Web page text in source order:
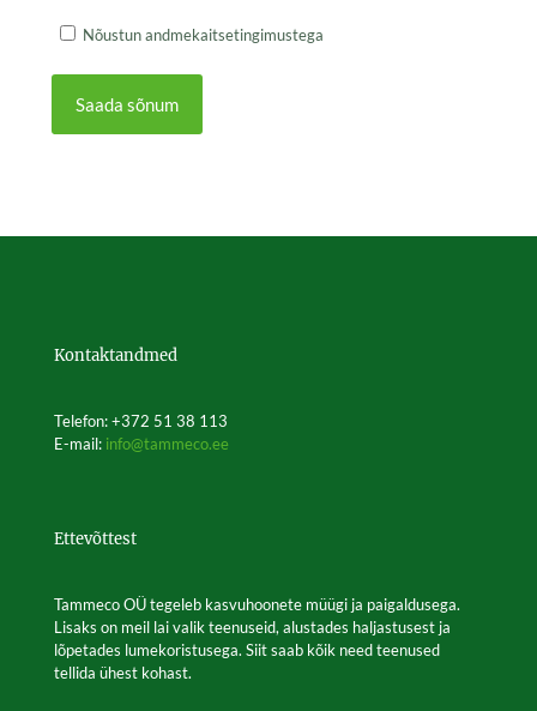
Nõustun andmekaitsetingimustega
Kontaktandmed
Telefon: +372 51 38 113
E-mail: info@tammeco.ee
Ettevõttest
Tammeco OÜ tegeleb kasvuhoonete müügi ja paigaldusega.
Lisaks on meil lai valik teenuseid, alustades haljastusest ja
lõpetades lumekoristusega. Siit saab kõik need teenused
tellida ühest kohast.